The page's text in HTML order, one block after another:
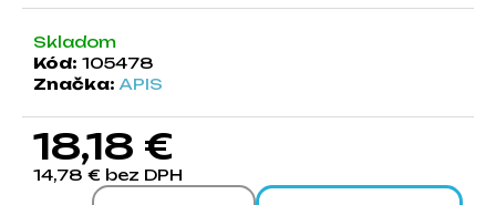
Skladom
Kód: 105478
Značka: APIS
18,18 €
14,78 € bez DPH
Jednotková cena:
d
p
r
ú
č